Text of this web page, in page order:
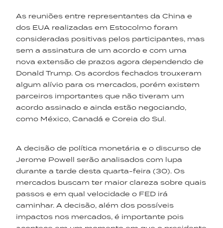
As reuniões entre representantes da China e
dos EUA realizadas em Estocolmo foram
consideradas positivas pelos participantes, mas
sem a assinatura de um acordo e com uma
nova extensão de prazos agora dependendo de
Donald Trump. Os acordos fechados trouxeram
algum alívio para os mercados, porém existem
parceiros importantes que não tiveram um
acordo assinado e ainda estão negociando,
como México, Canadá e Coreia do Sul.
A decisão de política monetária e o discurso de
Jerome Powell serão analisados com lupa
durante a tarde desta quarta-feira (30). Os
mercados buscam ter maior clareza sobre quais
passos e em qual velocidade o FED irá
caminhar. A decisão, além dos possíveis
impactos nos mercados, é importante pois